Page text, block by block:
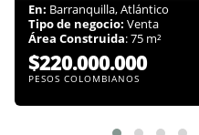
En: Barranquilla, Atlántico
Tipo de negocio: Venta
Área Construida: 75 m²
$220.000.000
PESOS COLOMBIANOS